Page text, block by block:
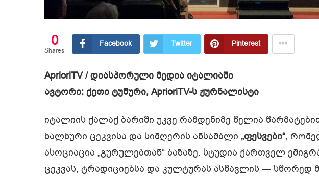
0
Shares
Facebook Twitter Pinterest
AprioriTV / დიასპორული მედია იტალიაში
ავტორი: ქეთი ტუშური, AprioriTV-ს ჟურნალისტი
იტალიის ქალაქ ბარიში უკვე რამდენიმე წელია
ხალხური ცეკვისა და სიმღერის ანსამბლი „ფესვები“,
ასოციაცია „გურულებთან“ ბაზაზე. სტუდია ქართველ
ცეკვას, ტრადიციებსა და კულტურას ასწავლის — სწორედ